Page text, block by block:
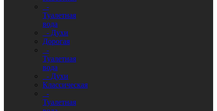
-
Туалетная
вода
- Духи
Дорогая
-
Туалетная
вода
- Духи
Классическая
-
Туалетная